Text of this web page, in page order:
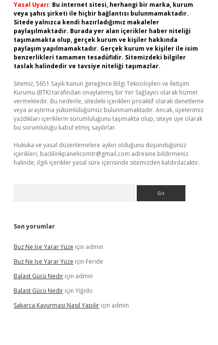
Yasal Uyarı: Bu internet sitesi, herhangi bir marka, kurum
veya şahıs şirketi ile hiçbir bağlantısı bulunmamaktadır.
Sitede yalnızca kendi hazırladığımız makaleler
paylaşılmaktadır. Burada yer alan içerikler haber niteliği
taşımamakta olup, gerçek kurum ve kişiler hakkında
paylaşım yapılmamaktadır. Gerçek kurum ve kişiler ile isim
benzerlikleri tamamen tesadüfidir. Sitemizdeki bilgiler
taslak halindedir ve tavsiye niteliği taşımazlar.
Sitemiz, 5651 Sayılı Kanun gereğince Bilgi Teknolojileri ve İletişim
Kurumu (BTK) tarafından onaylanmış bir Yer Sağlayıcı olarak hizmet
vermektedir. Bu nedenle, sitedeki içerikleri proaktif olarak denetleme
veya araştırma yükümlülüğümüz bulunmamaktadır. Ancak, üyelerimiz
yazdıkları içeriklerin sorumluluğunu taşımakta olup, siteye üye olarak
bu sorumluluğu kabul etmiş sayılırlar.
Hukuka ve yasal düzenlemelere aykırı olduğunu düşündüğünüz
içerikleri, backlinkpanelicomtr@gmail.com adresine bildirmeniz
halinde, ilgili içerikler yasal süre içerisinde sitemizden kaldırılacaktır.
Son yorumlar
Buz Ne Işe Yarar Yüze için admin
Buz Ne Işe Yarar Yüze için Feride
Balast Gücü Nedir için admin
Balast Gücü Nedir için Yiğido
Sakarca Kavurması Nasıl Yapılır için admin